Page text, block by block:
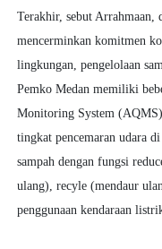
Terakhir, sebut Arrahmaan,
mencerminkan komitmen
lingkungan, pengelolaan
Pemko Medan memiliki
Monitoring System
tingkat pencemaran udara
sampah dengan fungsi
ulang), recyle (mendaur
penggunaan kendaraan